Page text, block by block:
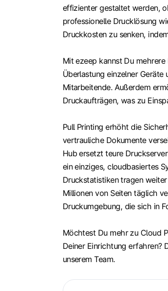
effizienter gestaltet werden,
professionelle Drucklösung
Druckkosten zu senken,
Mit ezeep kannst Du
Überlastung einzelner
Mitarbeitende. Außerdem
Druckaufträgen, was zu
Pull Printing erhöht die
vertrauliche Dokumente
Hub ersetzt teure
ein einziges, cloudbasiertes
Druckstatistiken tragen
Millionen von Seiten täglich
Druckumgebung, die sich in
Möchtest Du mehr zu Cloud
Deiner Einrichtung erfahren?
unserem Team.